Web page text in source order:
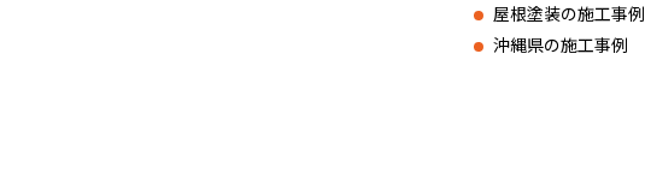
屋根塗装の施工事例
沖縄県の施工事例